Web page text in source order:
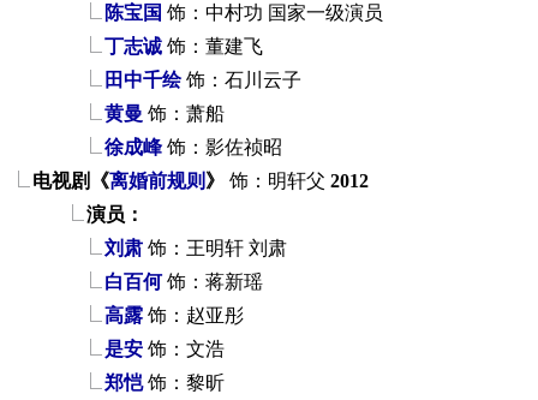
陈宝国 饰：中村功 国家一级演员
丁志诚 饰：董建飞
田中千绘 饰：石川云子
黄曼 饰：萧船
徐成峰 饰：影佐祯昭
电视剧《离婚前规则 》 饰：明轩父 2012
演员：
刘肃 饰：王明轩 刘肃
白百何 饰：蒋新瑶
高露 饰：赵亚彤
是安 饰：文浩
郑恺 饰：黎昕